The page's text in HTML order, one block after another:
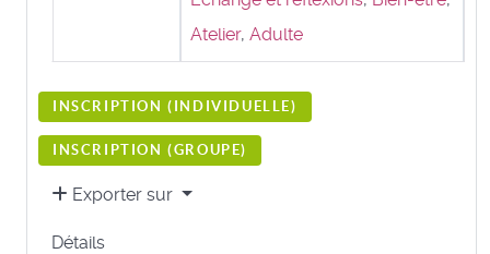
Atelier, Adulte
INSCRIPTION ( INDIVIDUELLE)
INSCRIPTION (GROUPE)
Exporter sur
Détails